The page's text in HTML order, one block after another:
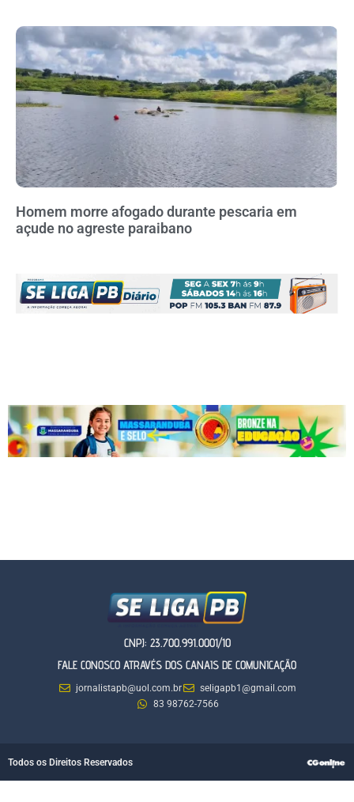
Homem morre afogado durante pescaria em
açude no agreste paraibano
CNPJ: 23.700.991.0001/10
FALE CONOSCO ATRAVÉS DOS CANAIS DE COMUNICAÇÃO
jornalistapb@uol.com.br
seligapb1@gmail.com
83 98762-7566
Todos os Direitos Reservados